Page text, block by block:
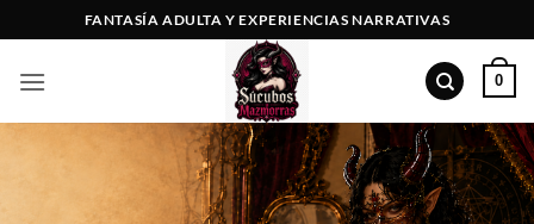
al
contenido
FANTASÍA ADULTA Y EXPERIENCIAS NARRATIVAS
0